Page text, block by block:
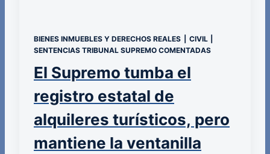
BIENES INMUEBLES Y DERECHOS REALES CIVIL
SENTENCIAS TRIBUNAL SUPREMO COMENTADAS
El Supremo tumba el
registro estatal de
alquileres turísticos, pero
mantiene la ventanilla